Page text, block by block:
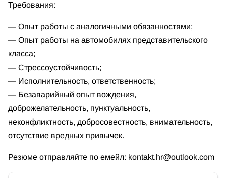
Требования:
— Опыт работы с аналогичными обязанностями;
— Опыт работы на автомобилях представительского
класса;
— Стрессоустойчивость;
— Исполнительность, ответственность;
— Безаварийный опыт вождения,
доброжелательность, пунктуальность,
неконфликтность, добросовестность, внимательность,
отсутствие вредных привычек.
Резюме отправляйте по емейл: kontakt.hr@outlook.com